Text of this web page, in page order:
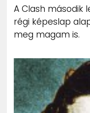
A Clash második
régi képeslap
meg magam is.